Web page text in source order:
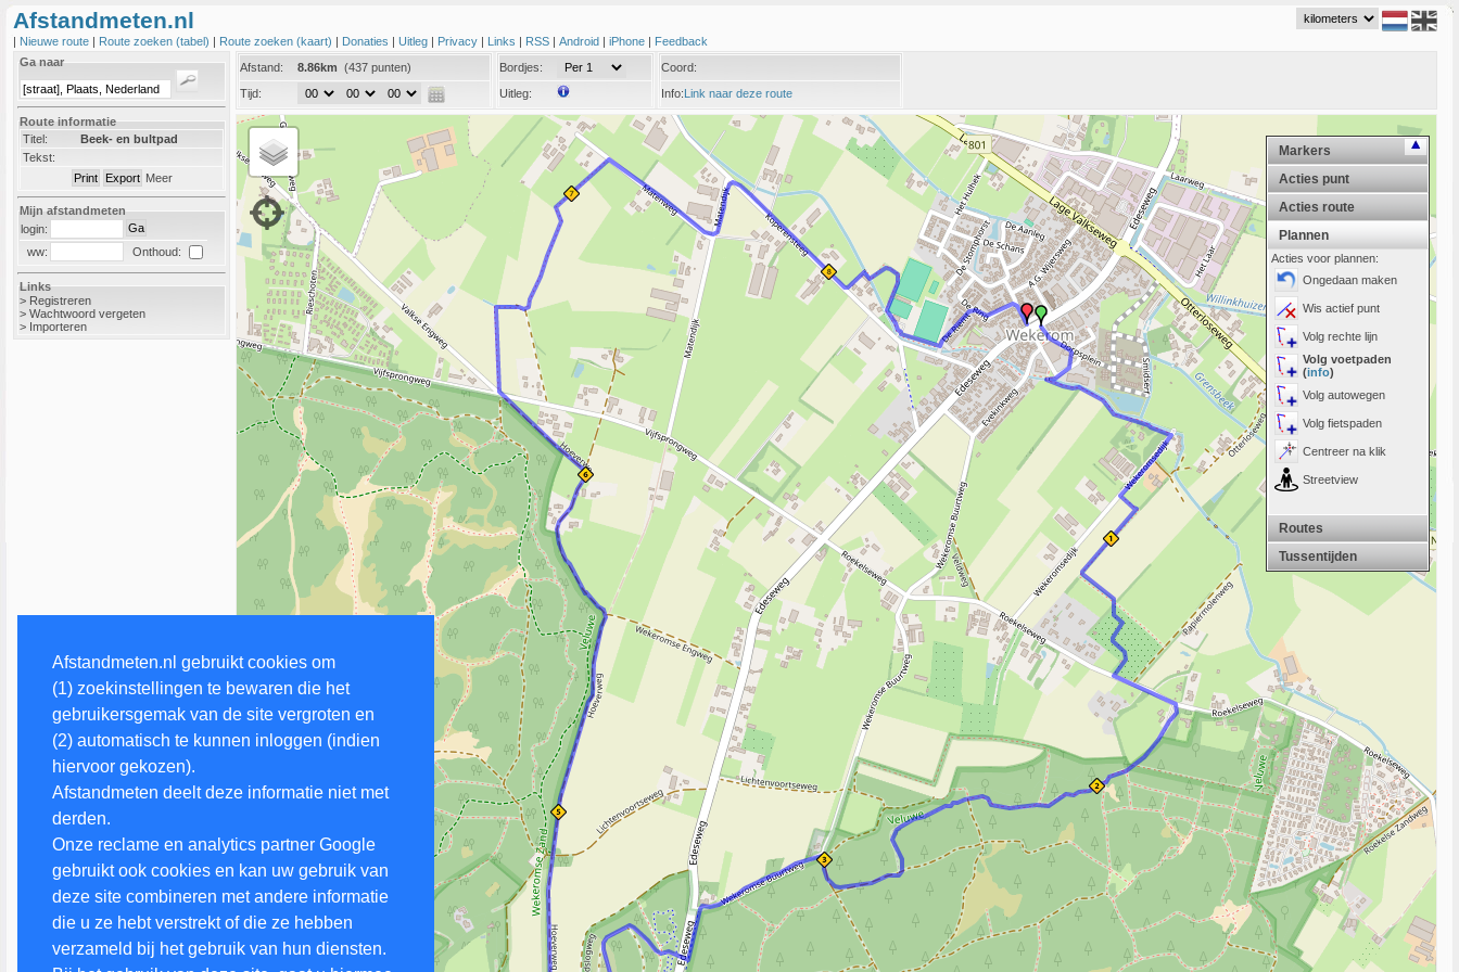
Afstandmeten.nl gebruikt cookies om
(1) zoekinstellingen te bewaren die het
gebruikersgemak van de site vergroten en
(2) automatisch te kunnen inloggen (indien
hiervoor gekozen).
Afstandmeten deelt deze informatie niet met
derden.
Onze reclame en analytics partner Google
gebruikt ook cookies en kan uw gebruik van
deze site combineren met andere informatie
die u ze hebt verstrekt of die ze hebben
verzameld bij het gebruik van hun diensten.
Afstandmeten.nl
| Nieuwe route | Route zoeken (tabel) | Route zoeken (kaart) | Donaties | Uitleg | Privacy | Links | RSS | Android | iPhone | Feedback
Ga naar
Route informatie
Titel:
Beek- en bultpad
Tekst:
Meer
Mijn afstandmeten
login:
ww:
Onthoud:
Links
> Registreren
> Wachtwoord vergeten
> Importeren
Afstand: 8.86km
(437 punten)
Tijd:
Bordjes:
Uitleg:
Coord:
Info:Link naar deze route
Markers
Acties punt
Acties route
Plannen
Acties voor plannen:
Ongedaan maken
Wis actief punt
Volg rechte lijn
Volg voetpaden
(info)
Volg autowegen
Volg fietspaden
Centreer na klik
Streetview
Routes
Tussentijden